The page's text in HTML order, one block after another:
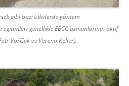
gibi bazı ülkelerde yöntem
eğitimleri genellikle EBCC uzmanlarının aktif
Voříšek ve Verena Keller).